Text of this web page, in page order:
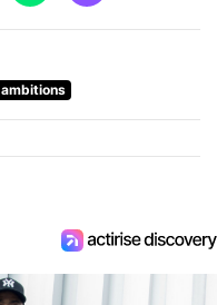
ambitions